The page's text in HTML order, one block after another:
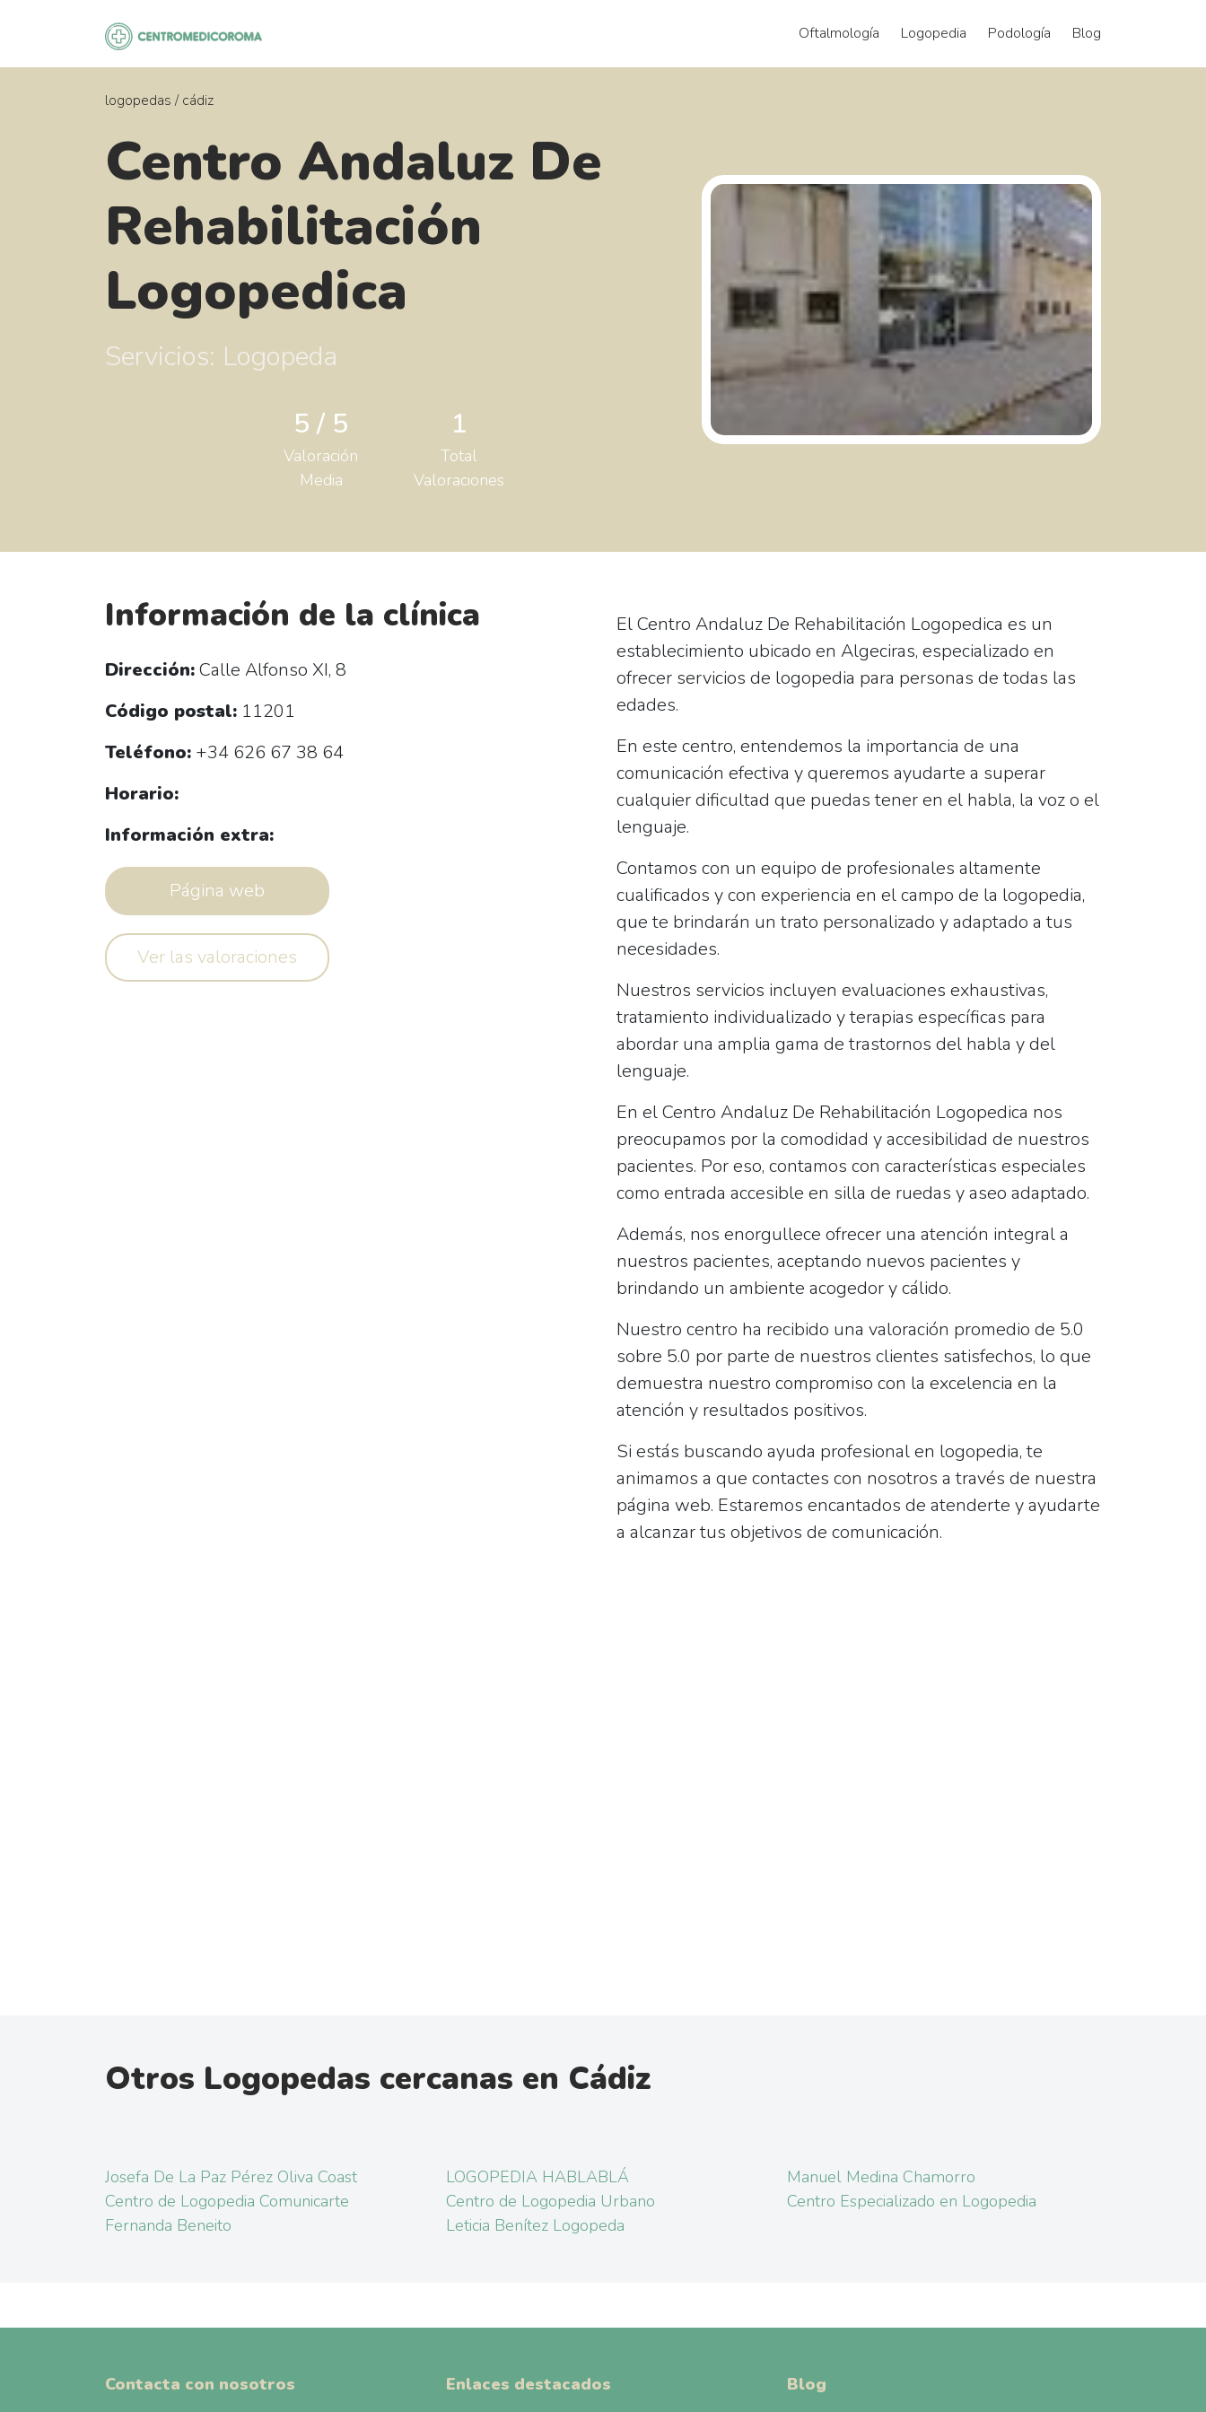
Oftalmología Logopedia Podología Blog
logopedas / cádiz
Centro Andaluz De
Rehabilitación
Logopedica
Servicios: Logopeda
5 / 5
Valoración
Media
1
Total
Valoraciones
Información de la clínica
Dirección:Calle Alfonso XI, 8
Código postal: 11201
Teléfono: +34 626 67 38 64
Horario:
Información extra:
Página web
Ver las valoraciones
ElCentro Andaluz De Rehabilitación Logopedica es un
establecimiento ubicado en Algeciras, especializado en
ofrecer servicios de logopedia para personas de todas las
edades.
En este centro, entendemos la importancia de una
comunicación efectiva y queremos ayudarte a superar
cualquier dificultad que puedas tener en el habla, la voz o el
lenguaje.
Contamos con un equipo de profesionales altamente
cualificados y con experiencia en el campo de la logopedia,
que te brindarán un trato personalizado y adaptado a tus
necesidades.
Nuestros servicios incluyen evaluaciones exhaustivas,
tratamiento individualizado y terapias específicas para
abordar una amplia gama de trastornos del habla y del
lenguaje.
En el Centro Andaluz De Rehabilitación Logopedica nos
preocupamos por la comodidad y accesibilidad de nuestros
pacientes. Por eso, contamos con características especiales
como entrada accesible en silla de ruedas yaseo adaptado.
Además, nos enorgullece ofrecer una atención integral a
nuestros pacientes, aceptando nuevos pacientes y
brindando un ambiente acogedor y cálido.
Nuestro centro ha recibido una valoración promedio de 5.0
sobre 5.0 por parte de nuestros clientes satisfechos, lo que
demuestra nuestro compromiso con la excelencia en la
atención y resultados positivos.
Si estás buscando ayuda profesional en logopedia, te
animamos a que contactes con nosotros a través de nuestra
página web. Estaremos encantados de atenderte y ayudarte
a alcanzar tus objetivos de comunicación.
Otros Logopedas cercanas en Cádiz
Josefa De La Paz Pérez Oliva Coast LOGOPEDIA HABLABLÁ
Manuel Medina Chamorro
Centro de Logopedia Comunicarte
Centro de Logopedia Urbano
Centro Especializado en Logopedia
Fernanda Beneito
Leticia Benítez Logopeda
Contacta con nosotros Enlaces destacados Blog